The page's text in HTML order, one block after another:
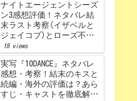
ナイトエージェントシーズ
ン3感想評価！ネタバレ結
末ラスト考察(イザベルと
ジェイコブ)とローズ不在
の理由を解説‼
18 views
実写『10DANCE』ネタバレ
感想・考察！結末のキスと
続編・海外の評価は？あら
すじ・キャストを徹底解